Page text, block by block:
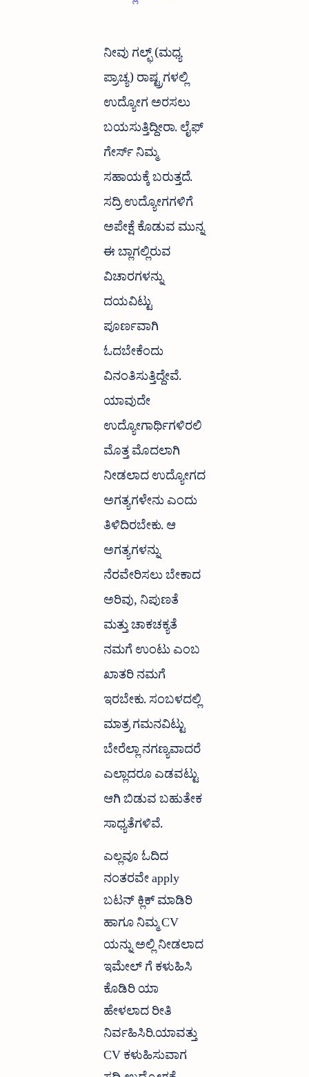
ನೀವು ಗಲ್ಫ್ (ಮಧ್ಯ
ಪ್ರಾಚ್ಯ) ರಾಷ್ಟ್ರಗಳಲ್ಲಿ
ಉದ್ಯೋಗ ಅರಸಲು
ಬಯಸುತ್ತಿದ್ದೀರಾ. ಲೈಫ್
ಗೇರ್ಸ್ ನಿಮ್ಮ
ಸಹಾಯಕ್ಕೆ ಬರುತ್ತದೆ.
ಸದ್ರಿ ಉದ್ಯೋಗಗಳಿಗೆ
ಅಪೇಕ್ಷೆ ಕೊಡುವ ಮುನ್ನ
ಈ ಬ್ಲಾಗಲ್ಲಿರುವ
ವಿಚಾರಗಳನ್ನು
ದಯವಿಟ್ಟು
ಪೂರ್ಣವಾಗಿ
ಓದಬೇಕೆಂದು
ವಿನಂತಿಸುತ್ತಿದ್ದೇವೆ.
ಯಾವುದೇ
ಉದ್ಯೋಗಾರ್ಥಿಗಳಿರಲಿ
ಮೊತ್ತ ಮೊದಲಾಗಿ
ನೀಡಲಾದ ಉದ್ಯೋಗದ
ಅಗತ್ಯಗಳೇನು ಎಂದು
ತಿಳಿದಿರಬೇಕು. ಆ
ಅಗತ್ಯಗಳನ್ನು
ನೆರವೇರಿಸಲು ಬೇಕಾದ
ಅರಿವು, ನಿಪುಣತೆ
ಮತ್ತು ಚಾಕಚಕ್ಯತೆ
ನಮಗೆ ಉಂಟು ಎಂಬ
ಖಾತರಿ ನಮಗೆ
ಇರಬೇಕು. ಸಂಬಳದಲ್ಲಿ
ಮಾತ್ರ ಗಮನವಿಟ್ಟು
ಬೇರೆಲ್ಲಾ ನಗಣ್ಯವಾದರೆ
ಎಲ್ಲಾದರೂ ಎಡವಟ್ಟು
ಆಗಿ ಬಿಡುವ ಬಹುತೇಕ
ಸಾಧ್ಯತೆಗಳಿವೆ.
ಎಲ್ಲವೂ ಓದಿದ
ನಂತರವೇ apply
ಬಟನ್ ಕ್ಲಿಕ್ ಮಾಡಿರಿ
ಹಾಗೂ ನಿಮ್ಮ CV
ಯನ್ನು ಅಲ್ಲಿ ನೀಡಲಾದ
ಇಮೇಲ್ ಗೆ ಕಳುಹಿಸಿ
ಕೊಡಿರಿ ಯಾ
ಹೇಳಲಾದ ರೀತಿ
ನಿರ್ವಹಿಸಿರಿ.ಯಾವತ್ತು
CV ಕಳುಹಿಸುವಾಗ